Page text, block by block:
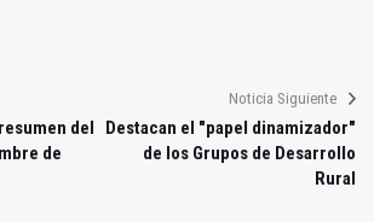
del
de
Noticia Siguiente
Destacan el "papel dinamizador"
de los Grupos de Desarrollo
Rural